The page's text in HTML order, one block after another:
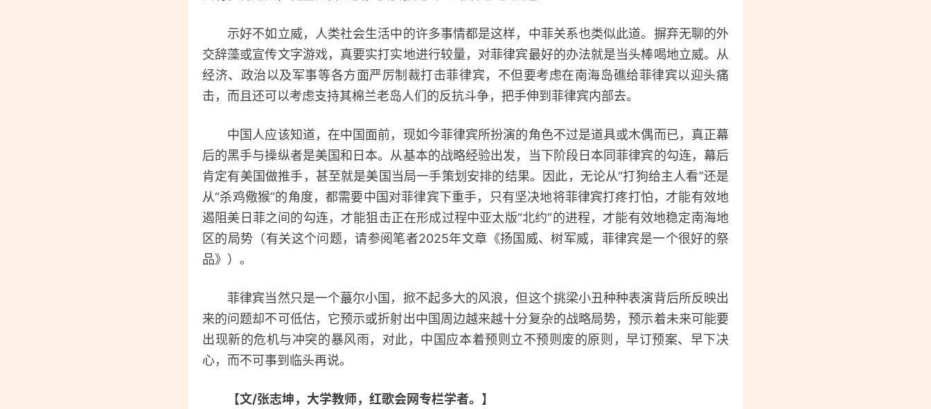
示好不如立威，人类社会生活中的许多事情都是这样，中菲关系也类似此道。摒弃无聊的外
交辞藻或宣传文字游戏，真要实打实地进行较量，对菲律宾最好的办法就是当头棒喝地立威。从
经济、政治以及军事等各方面严厉制裁打击菲律宾，不但要考虑在南海岛礁给菲律宾以迎头痛
击，而且还可以考虑支持其棉兰老岛人们的反抗斗争，把手伸到菲律宾内部去。
中国人应该知道，在中国面前，现如今菲律宾所扮演的角色不过是道具或木偶而已，真正幕
后的黑手与操纵者是美国和日本。从基本的战略经验出发，当下阶段日本同菲律宾的勾连，幕后
肯定有美国做推手，甚至就是美国当局一手策划安排的结果。因此，无论从“打狗给主人看”还是
从“杀鸡儆猴”的角度，都需要中国对菲律宾下重手，只有坚决地将菲律宾打疼打怕，才能有效地
遏阻美日菲之间的勾连，才能狙击正在形成过程中亚太版“北约”的进程，才能有效地稳定南海地
区的局势（有关这个问题，请参阅笔者2025年文章《扬国威、树军威，菲律宾是一个很好的祭
品》）。
菲律宾当然只是一个蕞尔小国，掀不起多大的风浪，但这个挑梁小丑种种表演背后所反映出
来的问题却不可低估，它预示或折射出中国周边越来越十分复杂的战略局势，预示着未来可能要
出现新的危机与冲突的暴风雨，对此，中国应本着预则立不预则废的原则，早订预案、早下决
心，而不可事到临头再说。
【文/张志坤，大学教师，红歌会网专栏学者。】